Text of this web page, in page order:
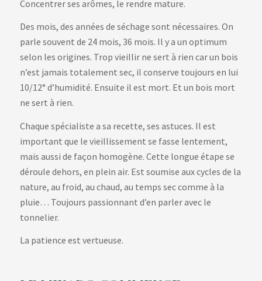
Concentrer ses arômes, le rendre mature.
Des mois, des années de séchage sont nécessaires. On
parle souvent de 24 mois, 36 mois. Il y a un optimum
selon les origines. Trop vieillir ne sert à rien car un bois
n’est jamais totalement sec, il conserve toujours en lui
10/12° d’humidité. Ensuite il est mort. Et un bois mort
ne sert à rien.
Chaque spécialiste a sa recette, ses astuces. Il est
important que le vieillissement se fasse lentement,
mais aussi de façon homogène. Cette longue étape se
déroule dehors, en plein air. Est soumise aux cycles de la
nature, au froid, au chaud, au temps sec comme à la
pluie… Toujours passionnant d’en parler avec le
tonnelier.
La patience est vertueuse.